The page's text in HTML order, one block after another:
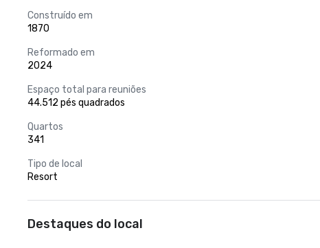
Construído em
1870
Reformado em
2024
Espaço total para reuniões
44.512 pés quadrados
Quartos
341
Tipo de local
Resort
Destaques do local